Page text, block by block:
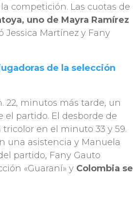
competición. Las cuotas de
uno de Mayra Ramírez
Jessica Martínez y Fany
de la selección
22, minutos más tarde, un
partido. El desborde de
en el minuto 33 y 59.
una asistencia y Manuela
partido, Fany Gauto
«Guaraní» y Colombia se